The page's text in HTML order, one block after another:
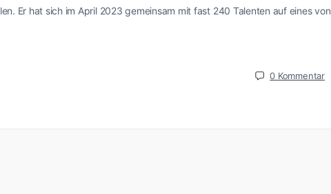
Er hat sich im April 2023 gemeinsam mit fast 240 Talenten auf eines von
0 Kommentar